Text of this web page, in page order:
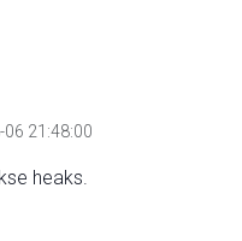
21:48:00
heaks.